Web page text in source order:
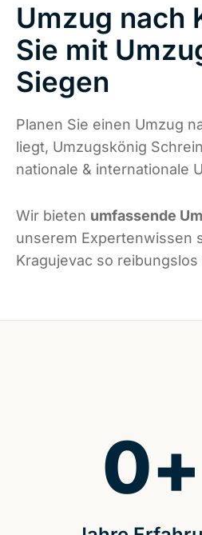
Umzug nach
Sie mit
Siegen
Planen Sie einen Umzug
liegt, Umzugskönig
nationale & internationale
Wir bieten umfassende
unserem Expertenwissen
Kragujevac so
0+